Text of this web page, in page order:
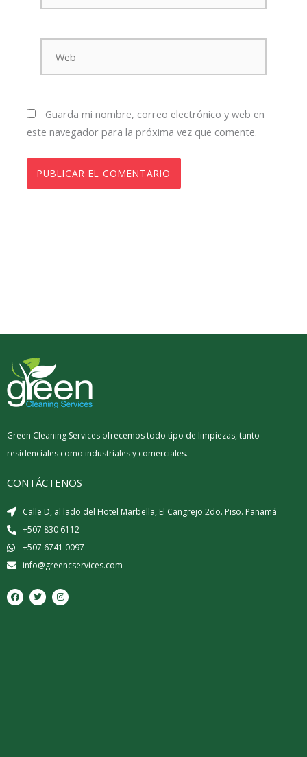
Web
Guarda mi nombre, correo electrónico y web en
este navegador para la próxima vez que comente.
Green Cleaning Services ofrecemos todo tipo de limpiezas, tanto
residenciales como industriales y comerciales.
CONTÁCTENOS
Calle D, al lado del Hotel Marbella, El Cangrejo 2do. Piso. Panamá
+507 830 6112
+507 6741 0097
info@greencservices.com
F
a
c
T
w
i
I
n
s